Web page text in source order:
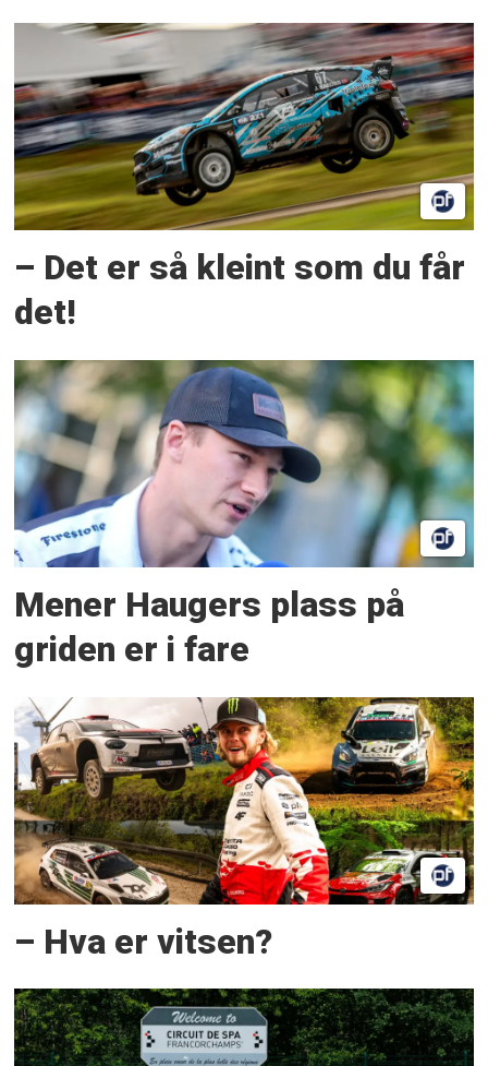
– Det er så kleint som du får
det!
Mener Haugers plass på
griden er i fare
– Hva er vitsen?